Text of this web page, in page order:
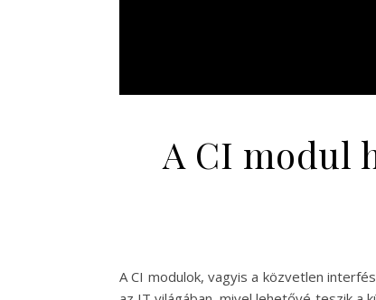
A CI modul
A CI modulok, vagyis a közvetlen